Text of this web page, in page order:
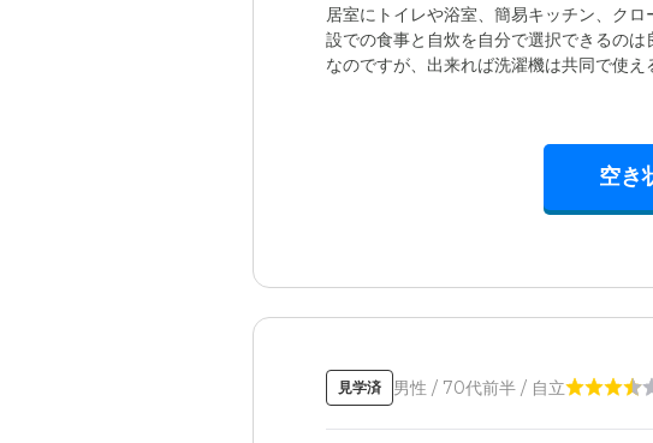
居室にトイレや浴室、簡易キッチン、ク
設での食事と自炊を自分で選択できるの
なのですが、出来れば洗濯機は共同で使え
空き
見学済 男性 / 70代前半 / 自立